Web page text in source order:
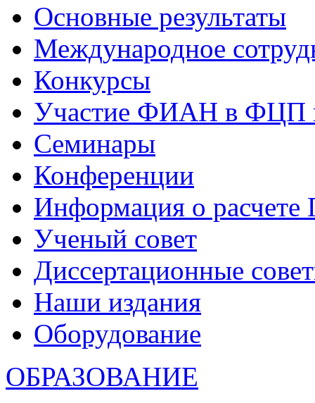
Основные результаты
Международное
Конкурсы
Участие ФИАН в ФЦП
Семинары
Конференции
Информация о
Ученый совет
Диссертационные
Наши издания
Оборудование
ОБРАЗОВАНИЕ